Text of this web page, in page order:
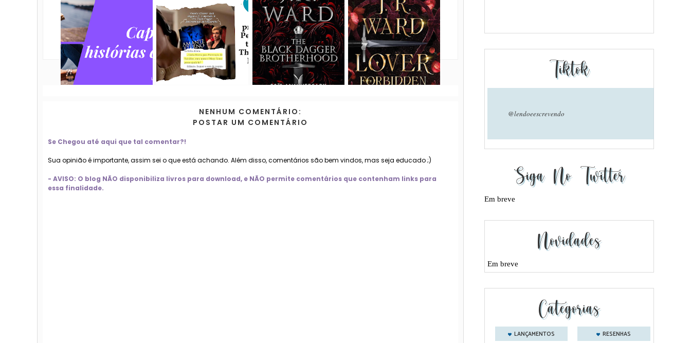
NENHUM COMENTÁRIO:
POSTAR UM COMENTÁRIO
Se Chegou até aqui que tal comentar?!
Sua opinião é importante, assim sei o que está achando. Além disso, comentários são bem vindos, mas seja educado ;)
- AVISO: O blog NÃO disponibiliza livros para download, e NÃO permite comentários que contenham links para
essa finalidade.
Tiktok
@lendoeescrevendo
Siga No Twitter
Em breve
Novidades
Em breve
Categorias
LANÇAMENTOS RESENHAS